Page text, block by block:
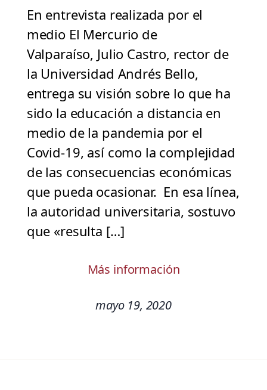
En entrevista realizada por el
medio El Mercurio de
Valparaíso, Julio Castro, rector de
la Universidad Andrés Bello,
entrega su visión sobre lo que ha
sido la educación a distancia en
medio de la pandemia por el
Covid-19, así como la complejidad
de las consecuencias económicas
que pueda ocasionar. En esa línea,
la autoridad universitaria, sostuvo
que «resulta […]
Más información
mayo 19, 2020